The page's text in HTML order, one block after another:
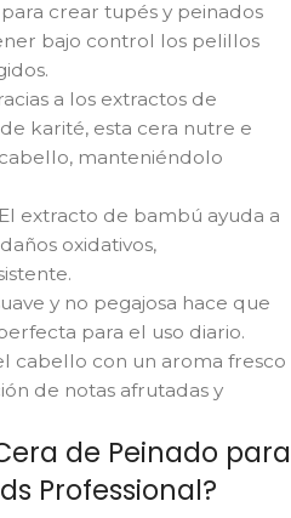
crear tupés y peinados
bajo control los pelillos
a los extractos de
karité, esta cera nutre e
manteniéndolo
El extracto de bambú ayuda a
oxidativos,
y no pegajosa hace que
para el uso diario.
cabello con un aroma fresco
de notas afrutadas y
de Peinado para
Professional?